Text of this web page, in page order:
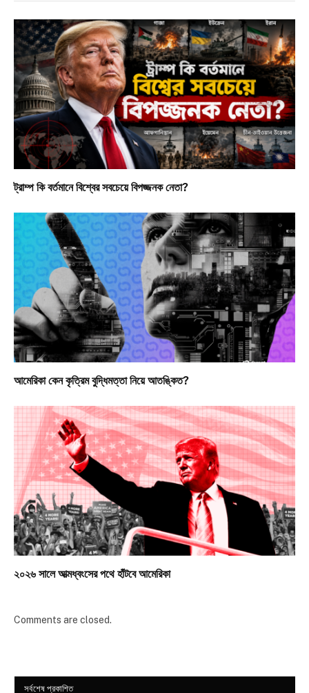
ট্রাম্প কি বর্তমানে বিশ্বের সবচেয়ে বিপজ্জনক নেতা?
আমেরিকা কেন কৃত্রিম বুদ্ধিমত্তা নিয়ে আতঙ্কিত?
২০২৬ সালে আত্মধ্বংসের পথে হাঁটবে আমেরিকা
Comments are closed.
সর্বশেষ প্রকাশিত